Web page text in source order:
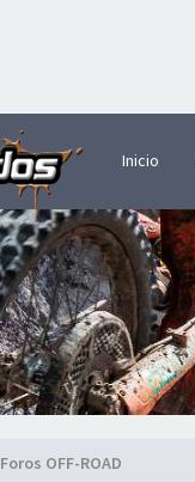
Inicio
Foros OFF-ROAD